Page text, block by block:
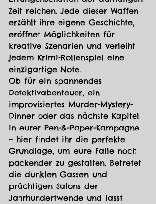
Zeit reichen. Jede dieser Waffen
erzählt ihre eigene Geschichte,
eröffnet Möglichkeiten für
kreative Szenarien und verleiht
jedem Krimi-Rollenspiel eine
einzigartige Note.
Ob für ein spannendes
Detektivabenteuer, ein
improvisiertes Murder-Mystery-
Dinner oder das nächste Kapitel
in eurer Pen-&-Paper-Kampagne
– hier findet ihr die perfekte
Grundlage, um eure Fälle noch
packender zu gestalten. Betretet
die dunklen Gassen und
prächtigen Salons der
Jahrhundertwende und lasst